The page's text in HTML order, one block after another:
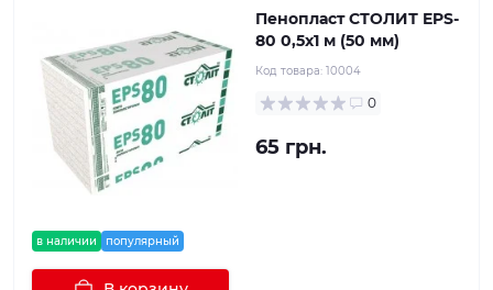
в наличии популярный
Пенопласт СТОЛИТ EPS-
80 0,5х1 м (50 мм)
Код товара: 10004
0
65 грн.